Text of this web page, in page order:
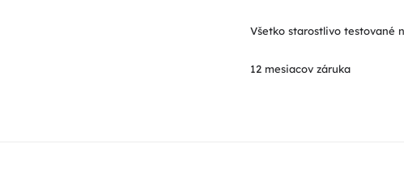
Všetko starostlivo testované
12 mesiacov záruka